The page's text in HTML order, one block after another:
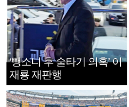
‘뺑소니 후 술타기 의혹’ 이
재룡 재판행